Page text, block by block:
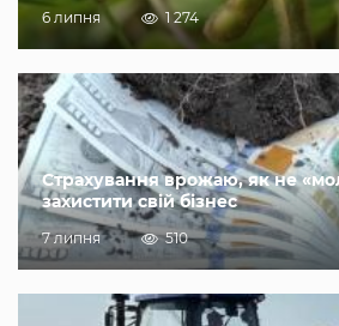
6 липня 1 274
Страхування врожаю, як не
захистити свій бізнес
7 липня 510